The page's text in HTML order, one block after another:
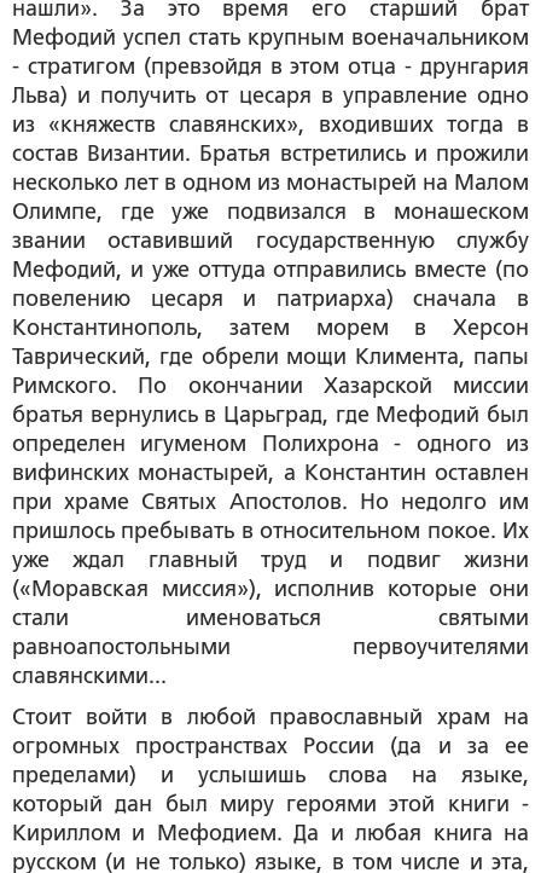
нашли». За это время его старший брат
Мефодий успел стать крупным военачальником
- стратигом (превзойдя в этом отца - друнгария
Льва) и получить от цесаря в управление одно
из «княжеств славянских», входивших тогда в
состав Византии. Братья встретились и прожили
несколько лет в одном из монастырей на Малом
Олимпе, где уже подвизался в монашеском
звании оставивший государственную службу
Мефодий, и уже оттуда отправились вместе (по
повелению цесаря и патриарха) сначала в
Константинополь, затем морем в Херсон
Таврический, где обрели мощи Климента, папы
Римского. По окончании Хазарской миссии
братья вернулись в Царьград, где Мефодий был
определен игуменом Полихрона - одного из
вифинских монастырей, а Константин оставлен
при храме Святых Апостолов. Но недолго им
пришлось пребывать в относительном покое. Их
уже ждал главный труд и подвиг жизни
(«Моравская миссия»), исполнив которые они
стали именоваться святыми
равноапостольными первоучителями
славянскими...
Стоит войти в любой православный храм на
огромных пространствах России (да и за ее
пределами) и услышишь слова на языке,
который дан был миру героями этой книги -
Кириллом и Мефодием. Да и любая книга на
русском (и не только) языке, в том числе и эта,